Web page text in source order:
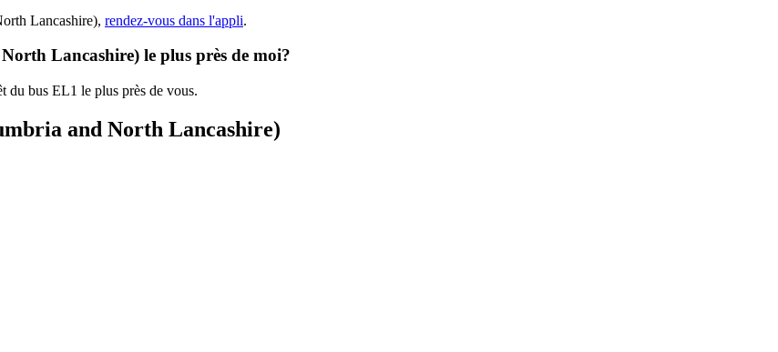
Lancashire), rendez-vous dans l'appli.
Lancashire) le plus près de moi?
du bus EL1 le plus près de vous.
and North Lancashire)